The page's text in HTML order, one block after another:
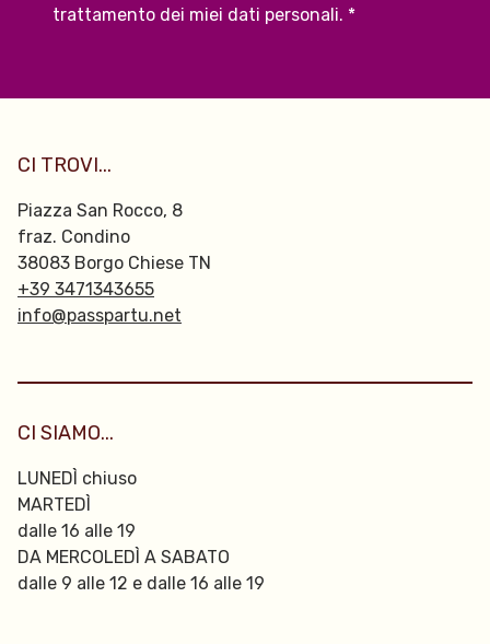
trattamento dei miei dati personali. *
CI TROVI...
Piazza San Rocco, 8
fraz. Condino
38083 Borgo Chiese TN
+39 3471343655
info@passpartu.net
CI SIAMO...
LUNEDÌ chiuso
MARTEDÌ
dalle 16 alle 19
DA MERCOLEDÌ A SABATO
dalle 9 alle 12 e dalle 16 alle 19